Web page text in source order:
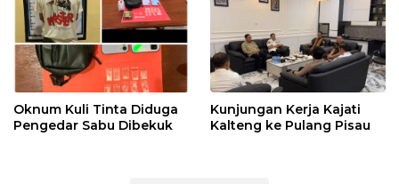
Oknum Kuli Tinta Diduga
Pengedar Sabu Dibekuk
Kunjungan Kerja Kajati
Kalteng ke Pulang Pisau